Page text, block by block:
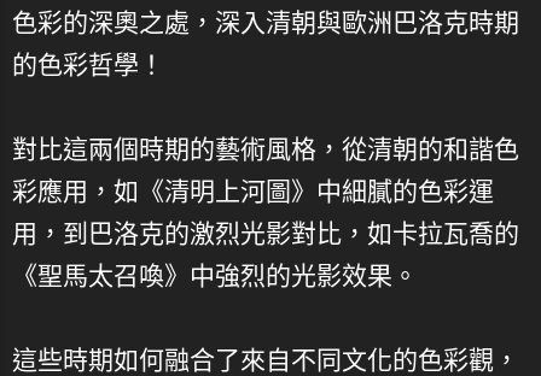
色彩的深奧之處，深入清朝與歐洲巴洛克時期
的色彩哲學！
對比這兩個時期的藝術風格，從清朝的和諧色
彩應用，如《清明上河圖》中細膩的色彩運
用，到巴洛克的激烈光影對比，如卡拉瓦喬的
《聖馬太召喚》中強烈的光影效果。
這些時期如何融合了來自不同文化的色彩觀，